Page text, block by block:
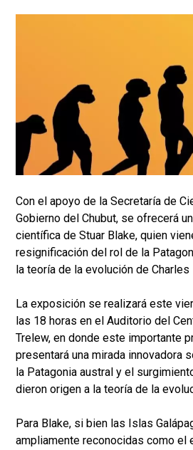
Con el apoyo de la Secretaría de
Gobierno del Chubut, se ofrecerá
científica de Stuar Blake, quien
resignificación del rol de la
la teoría de la evolución de Charles
La exposición se realizará este
las 18 horas en el Auditorio del
Trelew, en donde este importante
presentará una mirada innovadora
la Patagonia austral y el
dieron origen a la teoría de la
Para Blake, si bien las Islas
ampliamente reconocidas como el